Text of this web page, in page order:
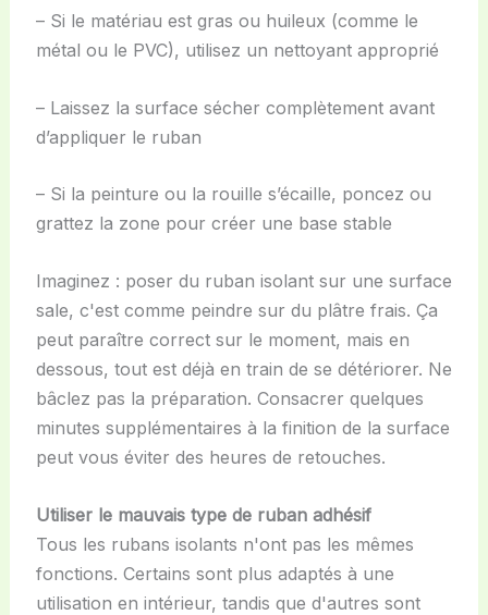
– Si le matériau est gras ou huileux (comme le
métal ou le PVC), utilisez un nettoyant approprié
– Laissez la surface sécher complètement avant
d’appliquer le ruban
– Si la peinture ou la rouille s’écaille, poncez ou
grattez la zone pour créer une base stable
Imaginez : poser du ruban isolant sur une surface
sale, c'est comme peindre sur du plâtre frais. Ça
peut paraître correct sur le moment, mais en
dessous, tout est déjà en train de se détériorer. Ne
bâclez pas la préparation. Consacrer quelques
minutes supplémentaires à la finition de la surface
peut vous éviter des heures de retouches.
Utiliser le mauvais type de ruban adhésif
Tous les rubans isolants n'ont pas les mêmes
fonctions. Certains sont plus adaptés à une
utilisation en intérieur, tandis que d'autres sont